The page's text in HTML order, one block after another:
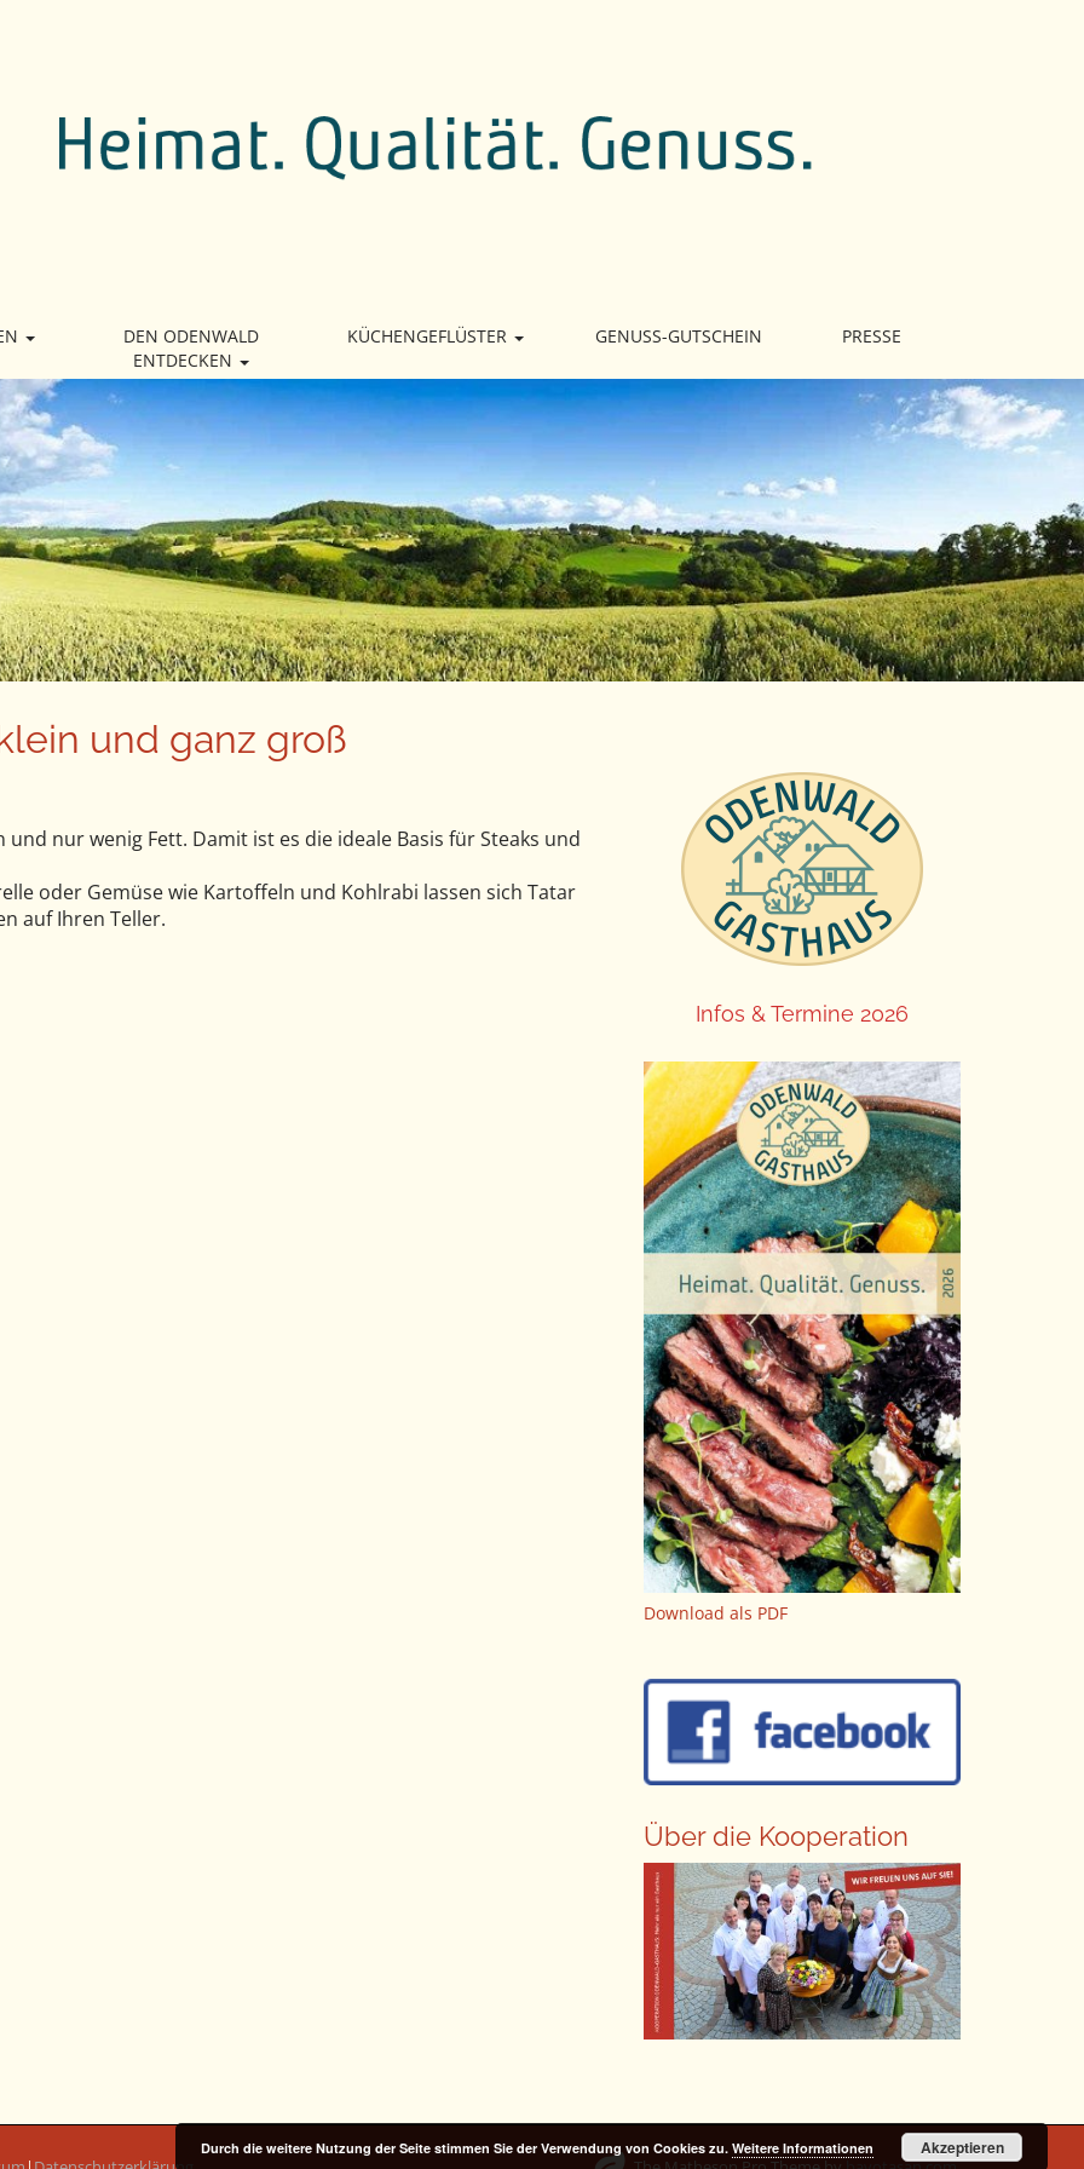
DEN ODENWALD
ENTDECKEN
KÜCHENGEFLÜSTER GENUSS-GUTSCHEIN PRESSE
und ganz groß
nur wenig Fett. Damit ist es die ideale Basis für Steaks und
oder Gemüse wie Kartoffeln und Kohlrabi lassen sich Tatar
auf Ihren Teller.
Infos & Termine 2026
Download als PDF
Über die Kooperation
Durch die weitere Nutzung der Seite stimmen Sie der Verwendung von Cookies zu. Weitere Informationen Akzeptieren